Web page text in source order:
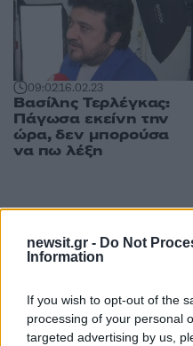
newsit.gr - Do Not
Information
If you wish to opt-out of the
processing of your personal
targeted advertising by us,
09:0216.02.23
Βασίλης Τερλέγκας:
Πάγωσα εκείνη την
ώρα, δεν μπορούσα
να πω λέξη